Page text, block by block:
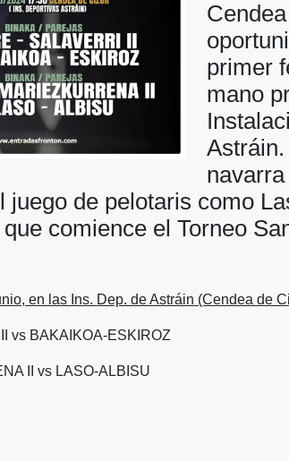
primer
mano
juego de pelotaris como
comience el Torneo
en las Ins. Dep. de Astráin (Cendea de
vs BAKAIKOA-ESKIROZ
II vs LASO-ALBISU